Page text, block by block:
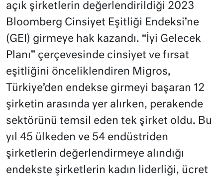
açık şirketlerin değerlendirildiği 2023
Bloomberg Cinsiyet Eşitliği Endeksi’ne
(GEI) girmeye hak kazandı. “İyi Gelecek
Planı” çerçevesinde cinsiyet ve fırsat
eşitliğini önceliklendiren Migros,
Türkiye’den endekse girmeyi başaran 12
şirketin arasında yer alırken, perakende
sektörünü temsil eden tek şirket oldu. Bu
yıl 45 ülkeden ve 54 endüstriden
şirketlerin değerlendirmeye alındığı
endekste şirketlerin kadın liderliği, ücret